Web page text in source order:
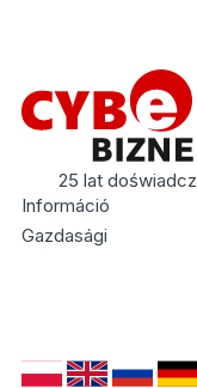
25 lat
Információ
Gazdasági